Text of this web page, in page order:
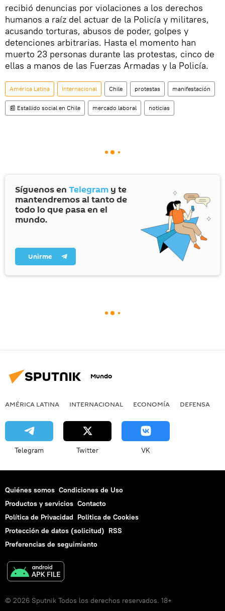
recibió denuncias por violaciones a los derechos
humanos a raíz del actuar de la Policía y militares,
acusando torturas, abusos de poder, golpes y
detenciones arbitrarias. Hasta el momento han
muerto 23 personas durante las protestas, cinco de
ellas a manos de las Fuerzas Armadas y la Policía.
América Latina Internacional Chile protestas manifestación
📰 Estallido social en Chile mercado laboral noticias
Síguenos en Telegram y te
mantendremos al tanto de
todo lo que pasa en el
mundo.
Unirme
Mundo
AMÉRICA LATINA INTERNACIONAL ECONOMÍA DEFENSA
Telegram Twitter VK
Quiénes somos Condiciones de Uso
Productos y servicios Contacto
Política de Privacidad Politica de Cookies
Protección de datos (solicitud) RSS
Preferencias de seguimiento
© 2026 Sputnik Todos los derechos reservados. 18+